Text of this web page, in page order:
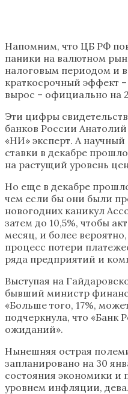
Напомним, что ЦБ РФ
паники на валютном
налоговым периодом и
краткосрочный эффект
вырос – официально на
Эти цифры
банков России
«НИ» эксперт. А
ставки в декабре
на растущий уровень
Но еще в декабре
чем если бы они были
новогодних каникул
затем до 10,5%, чтобы
месяц, и более
процесс потери
ряда предприятий и
Выступая на
бывший министр
«Больше того, 17%,
подчеркнула, что
ожиданий».
Нынешняя острая
запланировано на 30
состояния экономики и
уровнем инфляции,